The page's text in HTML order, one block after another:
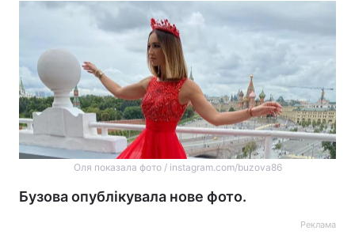
Оля показала фото / instagram.com/buzova86
Бузова опублікувала нове фото.
Реклама